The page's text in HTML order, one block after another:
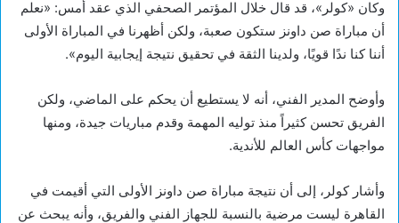
وكان «كولر»، قد قال خلال المؤتمر الصحفي الذي عقد أمس: «نعلم
أن مباراة صن داونز ستكون صعبة، ولكن أظهرنا في المباراة الأولى
أننا كنا ندًا قويًا، ولدينا الثقة في تحقيق نتيجة إيجابية اليوم».
وأوضح المدير الفني، أنه لا يستطيع أن يحكم على الماضي، ولكن
الفريق تحسن كثيراً منذ توليه المهمة وقدم مباريات جيدة، ومنها
مواجهات كأس العالم للأندية.
وأشار كولر، إلى أن نتيجة مباراة صن داونز الأولى التي أقيمت في
القاهرة ليست مرضية بالنسبة للجهاز الفني والفريق، وأنه يبحث عن